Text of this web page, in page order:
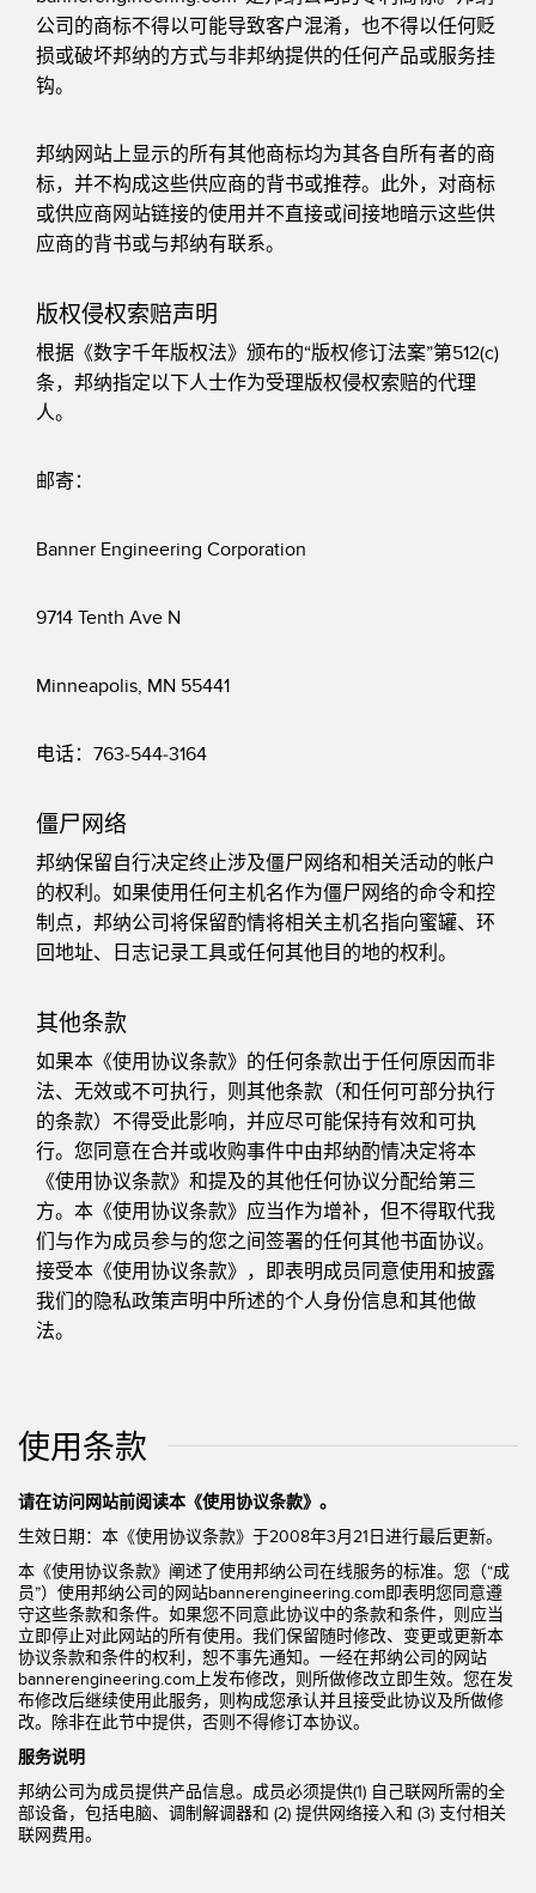
公司的商标不得以可能导致客户混淆，也不得以任何贬
损或破坏邦纳的方式与非邦纳提供的任何产品或服务挂
钩。
邦纳网站上显示的所有其他商标均为其各自所有者的商
标，并不构成这些供应商的背书或推荐。此外，对商标
或供应商网站链接的使用并不直接或间接地暗示这些供
应商的背书或与邦纳有联系。
版权侵权索赔声明
根据《数字千年版权法》颁布的“版权修订法案”第512(c)
条，邦纳指定以下人士作为受理版权侵权索赔的代理
人。
邮寄：
Banner Engineering Corporation
9714 Tenth Ave N
Minneapolis, MN 55441
电话：763-544-3164
僵尸网络
邦纳保留自行决定终止涉及僵尸网络和相关活动的帐户
的权利。如果使用任何主机名作为僵尸网络的命令和控
制点，邦纳公司将保留酌情将相关主机名指向蜜罐、环
回地址、日志记录工具或任何其他目的地的权利。
其他条款
如果本《使用协议条款》的任何条款出于任何原因而非
法、无效或不可执行，则其他条款（和任何可部分执行
的条款）不得受此影响，并应尽可能保持有效和可执
行。您同意在合并或收购事件中由邦纳酌情决定将本
《使用协议条款》和提及的其他任何协议分配给第三
方。本《使用协议条款》应当作为增补，但不得取代我
们与作为成员参与的您之间签署的任何其他书面协议。
接受本《使用协议条款》，即表明成员同意使用和披露
我们的隐私政策声明中所述的个人身份信息和其他做
法。
使用条款
请在访问网站前阅读本《使用协议条款》。
生效日期：本《使用协议条款》于2008年3月21日进行最后更新。
本《使用协议条款》阐述了使用邦纳公司在线服务的标准。您（“成
员”）使用邦纳公司的网站bannerengineering.com即表明您同意遵
守这些条款和条件。如果您不同意此协议中的条款和条件，则应当
立即停止对此网站的所有使用。我们保留随时修改、变更或更新本
协议条款和条件的权利，恕不事先通知。一经在邦纳公司的网站
bannerengineering.com上发布修改，则所做修改立即生效。您在发
布修改后继续使用此服务，则构成您承认并且接受此协议及所做修
改。除非在此节中提供，否则不得修订本协议。
服务说明
邦纳公司为成员提供产品信息。成员必须提供(1) 自己联网所需的全
部设备，包括电脑、调制解调器和 (2) 提供网络接入和 (3) 支付相关
联网费用。